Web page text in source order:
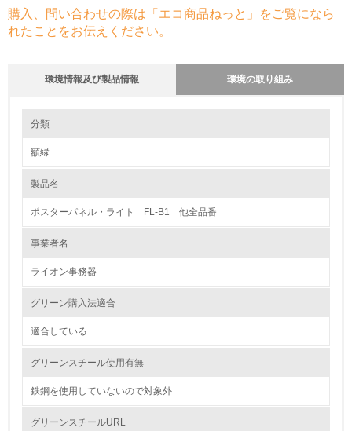
購入、問い合わせの際は「エコ商品ねっと」をご覧になら
れたことをお伝えください。
環境情報及び製品情報 環境の取り組み
1.環境取り組み体制
分類
額縁
製品名
ポスターパネル・ライト FL-B1 他全品番
事業者名
ライオン事務器
グリーン購入法適合
適合している
グリーンスチール使用有無
鉄鋼を使用していないので対象外
グリーンスチールURL